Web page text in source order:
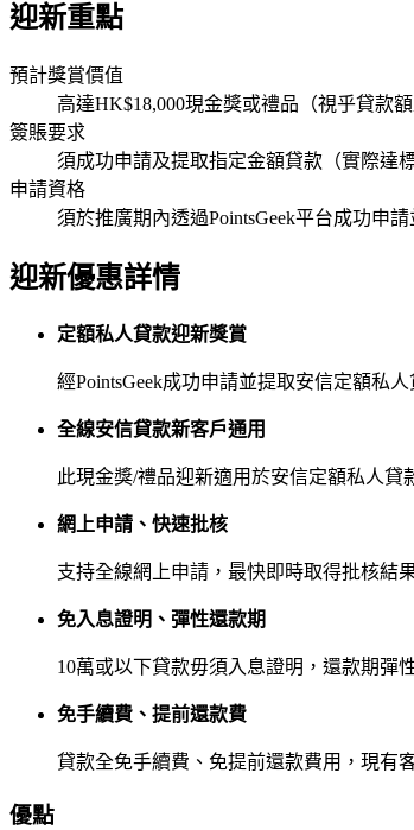
迎新重點
預計獎賞價值
高達HK$18,000現金獎或禮品（視乎貸款額
簽賬要求
須成功申請及提取指定金額貸款（實際達
申請資格
須於推廣期內透過PointsGeek平台成功申
迎新優惠詳情
定額私人貸款迎新獎賞
經PointsGeek成功申請並提取安信定額私
全線安信貸款新客戶通用
此現金獎/禮品迎新適用於安信定額私人
網上申請、快速批核
支持全線網上申請，最快即時取得批核結
免入息證明、彈性還款期
10萬或以下貸款毋須入息證明，還款期彈
免手續費、提前還款費
貸款全免手續費、免提前還款費用，現有
優點